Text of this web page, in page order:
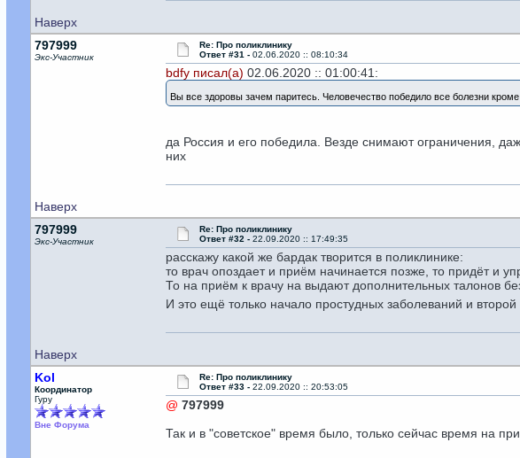
Наверх
797999
Экс-Участник
Re: Про поликлинику
Ответ #31 - 02.06.2020 :: 08:10:34
bdfy писал(а) 02.06.2020 :: 01:00:41:
Вы все здоровы зачем паритесь. Человечество победило все болезни
да Россия и его победила. Везде снимают ограничения,
них
Наверх
797999
Экс-Участник
Re: Про поликлинику
Ответ #32 - 22.09.2020 :: 17:49:35
расскажу какой же бардак творится в поликлинике:
то врач опоздает и приём начинается позже, то придёт и
То на приём к врачу на выдают дополнительных талонов
И это ещё только начало простудных заболеваний и
Наверх
Kol
Координатор
Гуру
Вне Форума
Re: Про поликлинику
Ответ #33 - 22.09.2020 :: 20:53:05
@ 797999
Так и в "советское" время было, только сейчас время на